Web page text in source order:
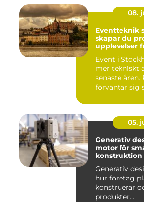
08.
Eventteknik
skapar du
upplevelser
Event i
mer tekniskt
senaste åren.
förväntar sig
05.
Generativ
motor för
konstruktion
Generativ
hur företag
konstruerar
produkter...